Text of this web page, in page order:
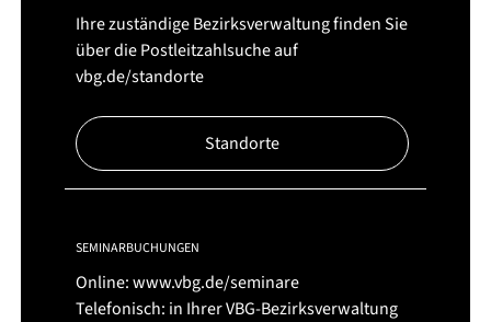
Ihre zuständige Bezirksverwaltung finden Sie
über die Postleitzahlsuche auf
vbg.de/standorte
Standorte
SEMINARBUCHUNGEN
Online:www.vbg.de/seminare
Telefonisch: in Ihrer VBG-Bezirksverwaltung